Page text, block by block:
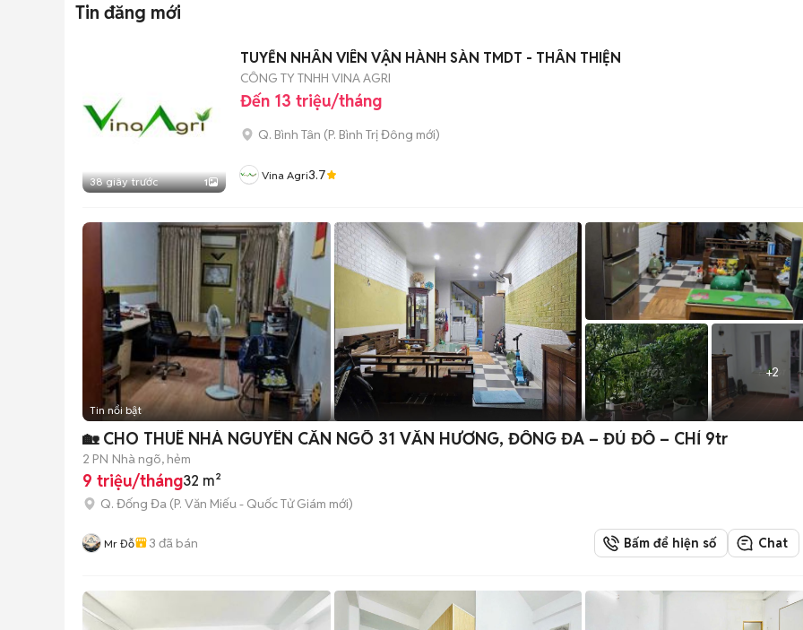
Tin đăng mới
38 giây trước 1
TUYỂN NHÂN VIÊN VẬN HÀNH SÀN TMDT - THÂN THIỆN
CÔNG TY TNHH VINA AGRI
Đến 13 triệu/tháng
Q. Bình Tân (P. Bình Trị Đông mới)
Vina Agri3.7
+2
Tin nổi bật
🏡 CHO THUÊ NHÀ NGUYÊN CĂN NGÕ 31 VĂN HƯƠNG, ĐỐNG ĐA – ĐỦ ĐỒ – CHỈ 9tr
2 PN Nhà ngõ, hẻm
9 triệu/tháng32 m²
Q. Đống Đa (P. Văn Miếu - Quốc Tử Giám mới)
Mr Đỗ 3 đã bán Bấm để hiện số Chat